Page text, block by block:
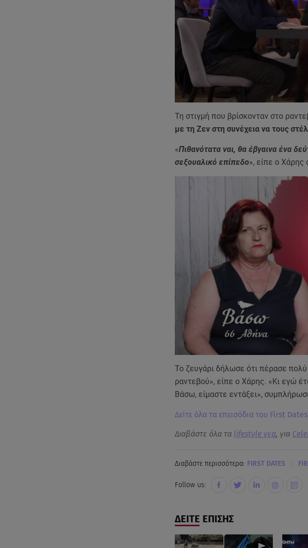
Τη στιγμή που βρίσκονταν στο
με τη Ζεν στη συνέχεια να τους
«Πιθανότατα ναι, θα έβγαινα ένα
σεξουαλικό επίπεδο», είπε ο Χάρης
To ζευγάρι δήλωσε ότι πέρασε
ραντεβού», είπε ο Χάρης. «Κι εγώ
Βάσω, είμαστε εντάξει»,
Δείτε όλα τα επεισόδια του First Dates
Διαβάστε όλα τα lifestyle νεα, για
Διαβάστε περισσότερα: FIRST DATES
Follow us:
ΔΕΙΤΕ ΕΠΙΣΗΣ